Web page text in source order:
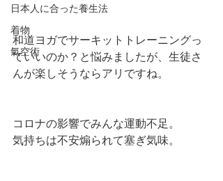
日本人に合った養生法
着物
氣空術
和道ヨガでサーキットトレーニングっ
ていいのか？と悩みましたが、生徒さ
んが楽しそうならアリですね。
コロナの影響でみんな運動不足。
気持ちは不安煽られて塞ぎ気味。